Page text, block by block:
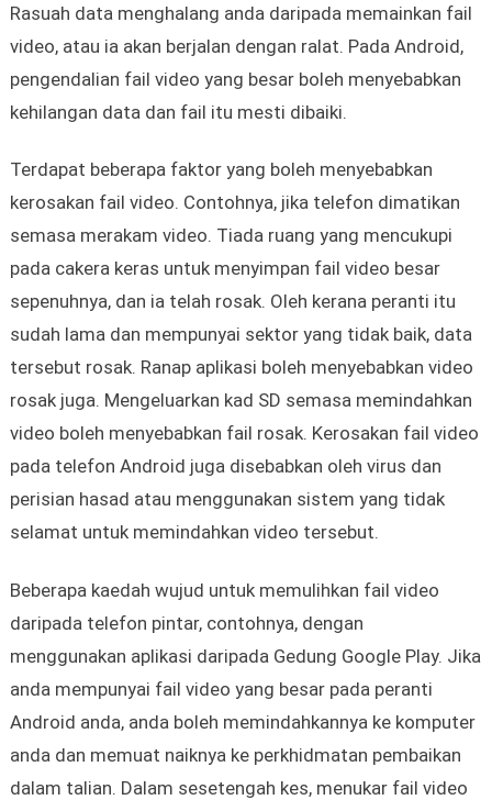
Rasuah data menghalang anda daripada memainkan fail
video, atau ia akan berjalan dengan ralat. Pada Android,
pengendalian fail video yang besar boleh menyebabkan
kehilangan data dan fail itu mesti dibaiki.
Terdapat beberapa faktor yang boleh menyebabkan
kerosakan fail video. Contohnya, jika telefon dimatikan
semasa merakam video. Tiada ruang yang mencukupi
pada cakera keras untuk menyimpan fail video besar
sepenuhnya, dan ia telah rosak. Oleh kerana peranti itu
sudah lama dan mempunyai sektor yang tidak baik, data
tersebut rosak. Ranap aplikasi boleh menyebabkan video
rosak juga. Mengeluarkan kad SD semasa memindahkan
video boleh menyebabkan fail rosak. Kerosakan fail video
pada telefon Android juga disebabkan oleh virus dan
perisian hasad atau menggunakan sistem yang tidak
selamat untuk memindahkan video tersebut.
Beberapa kaedah wujud untuk memulihkan fail video
daripada telefon pintar, contohnya, dengan
menggunakan aplikasi daripada Gedung Google Play. Jika
anda mempunyai fail video yang besar pada peranti
Android anda, anda boleh memindahkannya ke komputer
anda dan memuat naiknya ke perkhidmatan pembaikan
dalam talian. Dalam sesetengah kes, menukar fail video